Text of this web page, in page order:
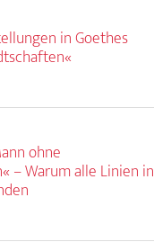
in Goethes
ohne
– Warum alle Linien in